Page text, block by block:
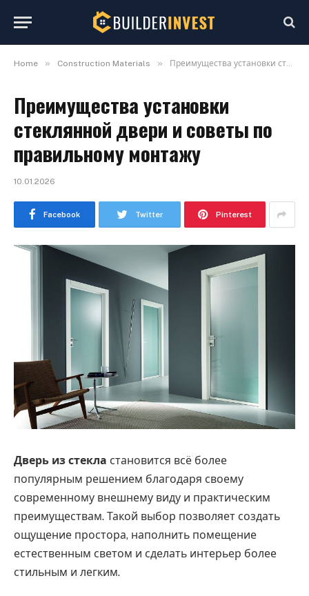
Home » Construction Materials » Преимущества установки стеклянной двери и советы по правильному монтажу
Преимущества установки
стеклянной двери и советы по
правильному монтажу
10.01.2026
Facebook Twitter Pinterest
Дверь из стекла становится всё более
популярным решением благодаря своему
современному внешнему виду и практическим
преимуществам. Такой выбор позволяет создать
ощущение простора, наполнить помещение
естественным светом и сделать интерьер более
стильным и легким.